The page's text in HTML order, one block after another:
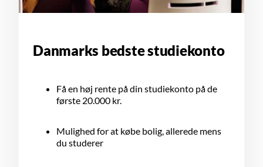
Danmarks bedste studiekonto
Få en høj rente på din studiekonto på de
første 20.000 kr.
Mulighed for at købe bolig, allerede mens
du studerer